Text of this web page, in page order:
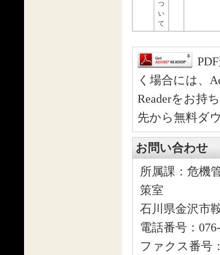
つ
い
て
く場合には、
Readerをお持
先から無料ダ
お問い合わせ
所属課：危機
策室
石川県金沢市
電話番号：
ファクス番号